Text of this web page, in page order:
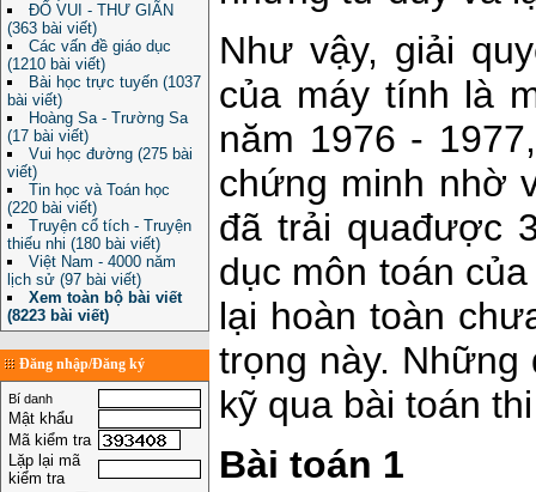
ĐỐ VUI - THƯ GIÃN
(363 bài viết)
Các vấn đề giáo dục
(1210 bài viết)
Bài học trực tuyến (1037
bài viết)
Hoàng Sa - Trường Sa
(17 bài viết)
Vui học đường (275 bài
viết)
Tin học và Toán học
(220 bài viết)
Truyện cổ tích - Truyện
thiếu nhi (180 bài viết)
Việt Nam - 4000 năm
lịch sử (97 bài viết)
Xem toàn bộ bài viết
(8223 bài viết)
Đăng nhập/Đăng ký
Bí danh
Mật khẩu
Mã kiểm tra
Lặp lại mã
kiểm tra
Như vậy, giải
của máy tính là
năm 1976 -
chứng minh nhờ
đã trải quađược
dục môn toán
lại hoàn toàn
trọng này.
kỹ qua bài toán
Bài toán 1